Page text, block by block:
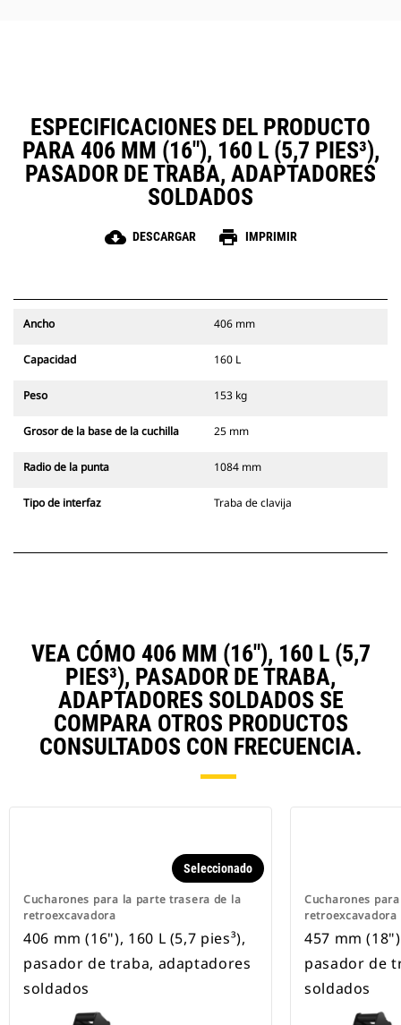
ESPECIFICACIONES DEL PRODUCTO
PARA 406 MM (16"), 160 L (5,7 PIES³),
PASADOR DE TRABA, ADAPTADORES
SOLDADOS
cloud_download DESCARGAR print IMPRIMIR
Ancho 406 mm
Capacidad 160 L
Peso 153 kg
Grosor de la base de la cuchilla 25 mm
Radio de la punta 1084 mm
Tipo de interfaz Traba de clavija
VEA CÓMO 406 MM (16"), 160 L (5,7
PIES³), PASADOR DE TRABA,
ADAPTADORES SOLDADOS SE
COMPARA OTROS PRODUCTOS
CONSULTADOS CON FRECUENCIA.
Cucharones para la parte trasera de la
retroexcavadora
Seleccionado
406 mm (16"), 160 L (5,7 pies³),
pasador de traba, adaptadores
soldados
Cucharones
retroexcavadora
457 mm
pasador de
soldados